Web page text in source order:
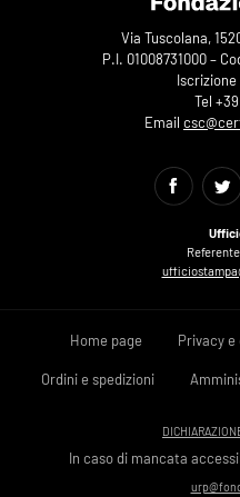
Via Tuscolana,
P.I. 01008731000 –
Iscrizione
Tel
Email
Home page Privacy
Ordini e spedizioni
In caso di mancata